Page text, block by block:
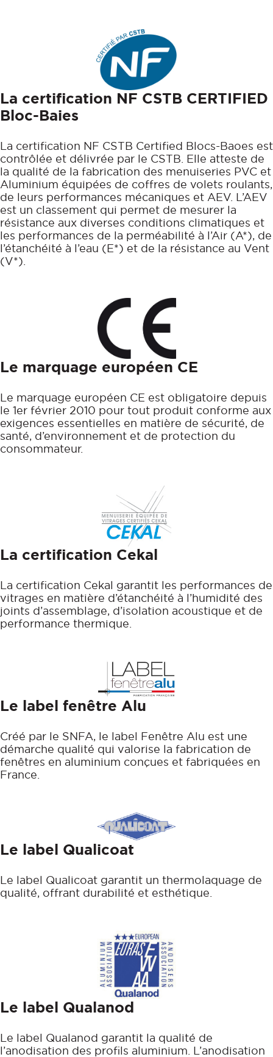
La certification NF CSTB CERTIFIED
Bloc-Baies
La certification NF CSTB Certified Blocs-Baoes est
contrôlée et délivrée par le CSTB. Elle atteste de
la qualité de la fabrication des menuiseries PVC et
Aluminium équipées de coffres de volets roulants,
de leurs performances mécaniques et AEV. L’AEV
est un classement qui permet de mesurer la
résistance aux diverses conditions climatiques et
les performances de la perméabilité à l’Air (A*), de
l’étanchéité à l’eau (E*) et de la résistance au Vent
(V*).
Le marquage européen CE
Le marquage européen CE est obligatoire depuis
le 1er février 2010 pour tout produit conforme aux
exigences essentielles en matière de sécurité, de
santé, d’environnement et de protection du
consommateur.
La certification Cekal
La certification Cekal garantit les performances de
vitrages en matière d’étanchéité à l’humidité des
joints d’assemblage, d’isolation acoustique et de
performance thermique.
Le label fenêtre Alu
Créé par le SNFA, le label Fenêtre Alu est une
démarche qualité qui valorise la fabrication de
fenêtres en aluminium conçues et fabriquées en
France.
Le label Qualicoat
Le label Qualicoat garantit un thermolaquage de
qualité, offrant durabilité et esthétique.
Le label Qualanod
Le label Qualanod garantit la qualité de
l’anodisation des profils aluminium. L’anodisation